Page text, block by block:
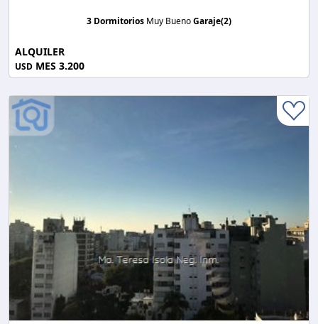
3 Dormitorios Muy BuenoGaraje(2)
ALQUILER
USD MES 3.200